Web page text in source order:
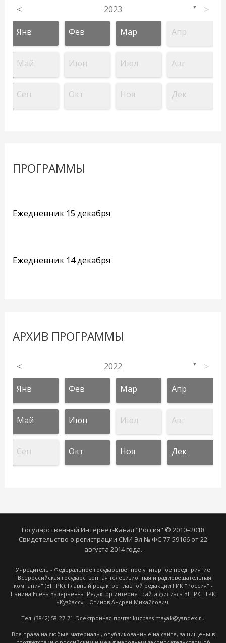
< 2023 ▼ >
Янв Фев Мар Апр
Май Июн Июл Авг
Сен Окт Ноя Дек
ПРОГРАММЫ
Ежедневник 15 декабря
Ежедневник 14 декабря
АРХИВ ПРОГРАММЫ
< 2022 ▼ >
Янв Фев Мар Апр
Май Июн Июл Авг
Сен Окт Ноя Дек
Государственный Интернет-Канал "Россия" © 2010–2018
Свидетельство о регистрации СМИ Эл № ФС 77-59166 от 22
августа 2014 года.
Учредитель - Федеральное государственное унитарное предприятие
"Всероссийская государственная телевизионная и радиовещательная
компания" (ВГТРК). Главный редактор Главной редакции ГИК "Россия" -
Панина Елена Валерьевна. Редактор интернет-сайта филиала ВГТРК ГТРК
«Кузбасс» – Отинов Андрей Михайлович.
Тел. (3842) 58-27-71. Электронная почта: kuzbass.mayak@yandex.ru
Все права на любые материалы, опубликованные на сайте, защищены в